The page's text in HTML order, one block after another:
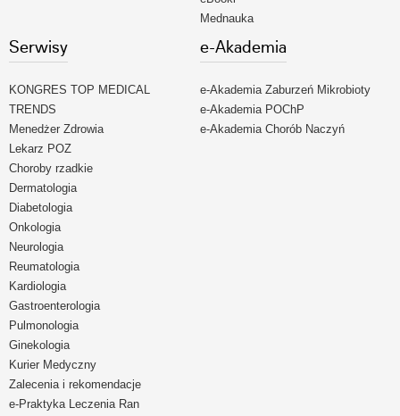
Mednauka
Serwisy
KONGRES TOP MEDICAL
TRENDS
Menedżer Zdrowia
Lekarz POZ
Choroby rzadkie
Dermatologia
Diabetologia
Onkologia
Neurologia
Reumatologia
Kardiologia
Gastroenterologia
Pulmonologia
Ginekologia
Kurier Medyczny
Zalecenia i rekomendacje
e-Praktyka Leczenia Ran
e-Akademia
e-Akademia Zaburzeń Mikrobioty
e-Akademia POChP
e-Akademia Chorób Naczyń